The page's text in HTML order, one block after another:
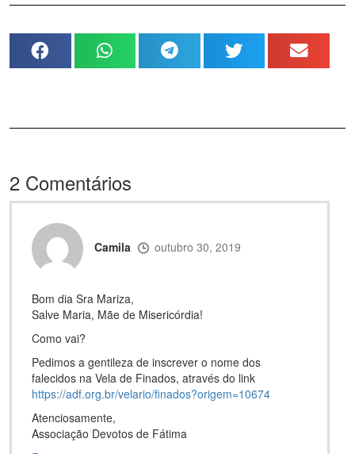
2 Comentários
Camila outubro 30, 2019
Bom dia Sra Mariza,
Salve Maria, Mãe de Misericórdia!
Como vai?
Pedimos a gentileza de inscrever o nome dos
falecidos na Vela de Finados, através do link
https://adf.org.br/velario/finados?origem=10674
Atenciosamente,
Associação Devotos de Fátima